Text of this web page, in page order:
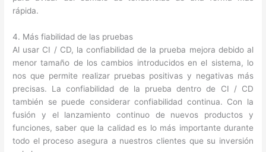
rápida.
4. Más fiabilidad de las pruebas
Al usar CI / CD, la confiabilidad de la prueba mejora debido al
menor tamaño de los cambios introducidos en el sistema, lo
nos que permite realizar pruebas positivas y negativas más
precisas. La confiabilidad de la prueba dentro de CI / CD
también se puede considerar confiabilidad continua. Con la
fusión y el lanzamiento continuo de nuevos productos y
funciones, saber que la calidad es lo más importante durante
todo el proceso asegura a nuestros clientes que su inversión